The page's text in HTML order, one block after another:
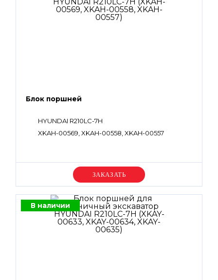
Блок поршней
HYUNDAI R210LC-7H
XKAH-00569, XKAH-00558, XKAH-00557
Уточняйте цену
В наличии